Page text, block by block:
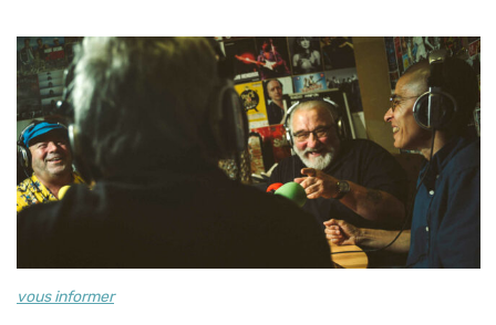
vous informer